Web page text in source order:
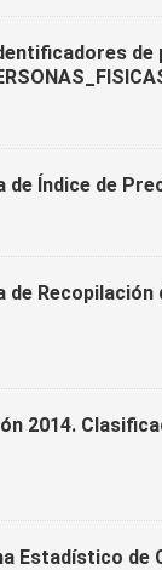
de
Índice de
de
2014.
de